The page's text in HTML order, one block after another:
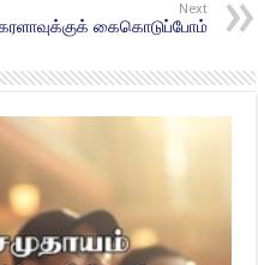
Next
கைகொடுப்போம்